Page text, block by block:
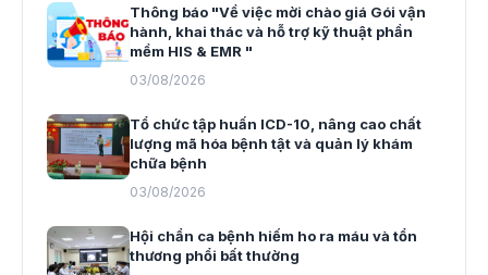
Thông báo "Về việc mời chào giá Gói vận
hành, khai thác và hỗ trợ kỹ thuật phần
mềm HIS & EMR "
03/08/2026
Tổ chức tập huấn ICD-10, nâng cao chất
lượng mã hóa bệnh tật và quản lý khám
chữa bệnh
03/08/2026
Hội chẩn ca bệnh hiếm ho ra máu và tổn
thương phổi bất thường